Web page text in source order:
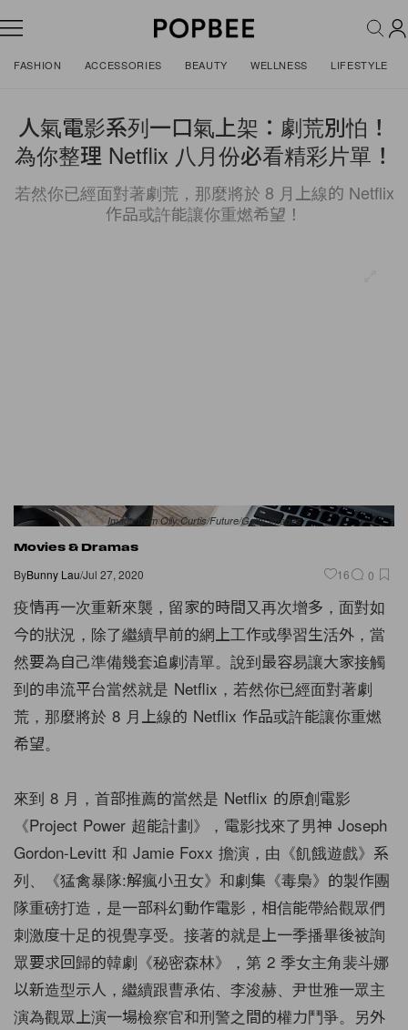
FASHION ACCESSORIES BEAUTY WELLNESS LIFESTYLE
人氣電影系列一口氣上架：劇荒別怕！
為你整理 Netflix 八月份必看精彩片單！
若然你已經面對著劇荒，那麼將於 8 月上線的 Netflix
作品或許能讓你重燃希望！
Image from Olly Curtis/Future/Getty Images
Movies & Dramas
ByBunny Lau/Jul 27, 2020 16 0
疫情再一次重新來襲，留家的時間又再次增多，面對如
今的狀況，除了繼續早前的網上工作或學習生活外，當
然要為自己準備幾套追劇清單。說到最容易讓大家接觸
到的串流平台當然就是 Netflix，若然你已經面對著劇
荒，那麼將於 8 月上線的 Netflix 作品或許能讓你重燃
希望。
來到 8 月，首部推薦的當然是 Netflix 的原創電影
《Project Power 超能計劃》，電影找來了男神 Joseph
Gordon-Levitt 和 Jamie Foxx 擔演，由《飢餓遊戲》系
列、《猛禽暴隊:解瘋小丑女》和劇集《毒梟》的製作團
隊重磅打造，是一部科幻動作電影，相信能帶給觀眾們
刺激度十足的視覺享受。接著的就是上一季播畢後被詢
眾要求回歸的韓劇《秘密森林》，第 2 季女主角裴斗娜
以新造型示人，繼續跟曹承佑、李浚赫、尹世雅一眾主
演為觀眾上演一場檢察官和刑警之間的權力鬥爭。另外